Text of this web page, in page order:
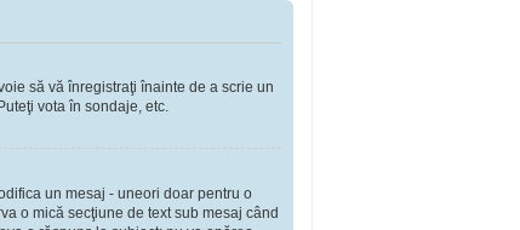
să vă înregistraţi înainte de a scrie un
vota în sondaje, etc.
un mesaj - uneori doar pentru o
o mică secţiune de text sub mesaj când